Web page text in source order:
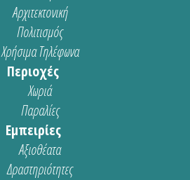
Αρχιτεκτονική
Πολιτισμός
Χρήσιμα Τηλέφωνα
Περιοχές
Χωριά
Παραλίες
Εμπειρίες
Αξιοθέατα
Δραστηριότητες